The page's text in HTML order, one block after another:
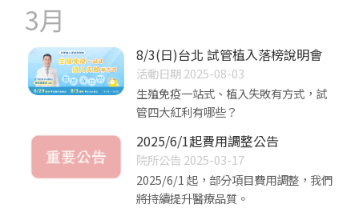
3月
8/3(日)台北 試管植入落榜說明會
活動日期 2025-08-03
生殖免疫一站式、植入失敗有方式，試
管四大紅利有哪些？
2025/6/1起費用調整公告
院所公告 2025-03-17
2025/6/1 起，部分項目費用調整，我們
將持續提升醫療品質。